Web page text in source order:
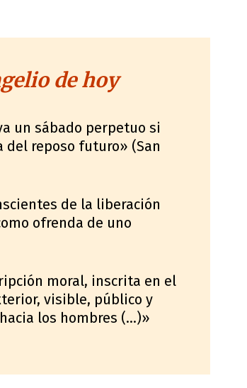
de hoy
un sábado perpetuo si
del reposo futuro» (San
de la liberación
ofrenda de uno
moral, inscrita en el
visible, público y
los hombres (…)»